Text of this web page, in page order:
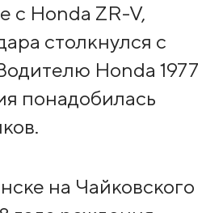
с Honda ZR-V,
столкнулся с
Honda 1977
понадобилась
на Чайковского